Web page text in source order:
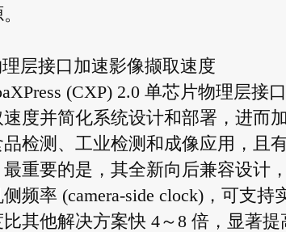
层接口加速影像撷取速度
(CXP) 2.0 单芯片物理层
度并简化系统设计和部署，进而
检测、工业检测和成像应用，且
重要的是，其全新向后兼容设计
频率 (camera-side clock)，可支
其他解决方案快 4～8 倍，显著提